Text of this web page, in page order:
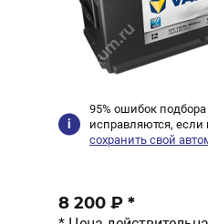
95% ошибок
исправляются, если
сохранить свой
8 200 ₽ *